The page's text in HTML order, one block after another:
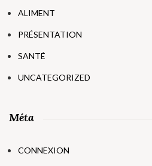
ALIMENT
PRÉSENTATION
SANTÉ
UNCATEGORIZED
Méta
CONNEXION